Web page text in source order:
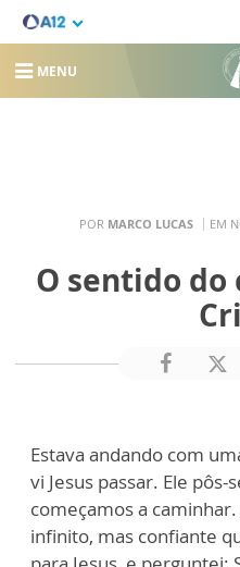
MENU
POR MARCO LUCAS EM
O sentido
Estava andando com
vi Jesus passar. Ele
começamos a
infinito, mas confiante